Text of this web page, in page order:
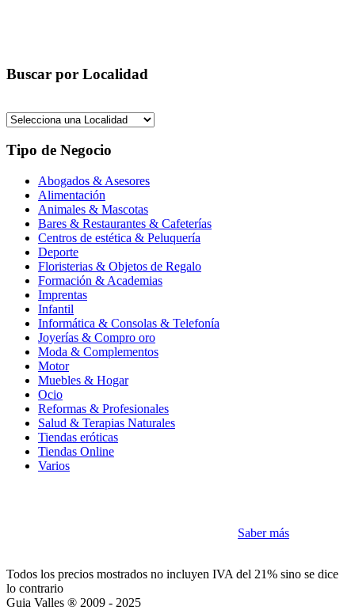
Buscar por Localidad
Tipo de Negocio
Abogados & Asesores
Alimentación
Animales & Mascotas
Bares & Restaurantes & Cafeterías
Centros de estética & Peluquería
Deporte
Floristerias & Objetos de Regalo
Formación & Academias
Imprentas
Infantil
Informática & Consolas & Telefonía
Joyerías & Compro oro
Moda & Complementos
Motor
Muebles & Hogar
Ocio
Reformas & Profesionales
Salud & Terapias Naturales
Tiendas eróticas
Tiendas Online
Varios
Saber más
Todos los precios mostrados no incluyen IVA del 21% sino se dice
lo contrario
Guia Valles ® 2009 - 2025